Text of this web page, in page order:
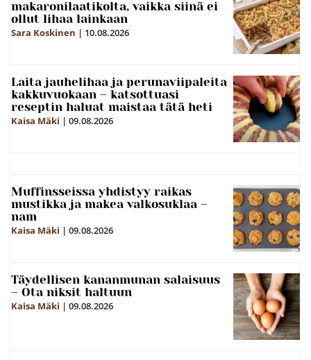
makaronilaatikolta, vaikka siinä ei
ollut lihaa lainkaan
Sara Koskinen | 10.08.2026
Laita jauhelihaa ja perunaviipaleita
kakkuvuokaan – katsottuasi
reseptin haluat maistaa tätä heti
Kaisa Mäki | 09.08.2026
Muffinsseissa yhdistyy raikas
mustikka ja makea valkosuklaa –
nam
Kaisa Mäki | 09.08.2026
Täydellisen kananmunan salaisuus
– Ota niksit haltuun
Kaisa Mäki | 09.08.2026